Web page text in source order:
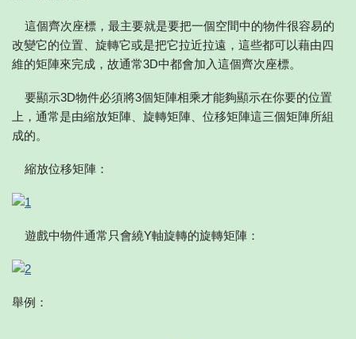
這個齊次座標，最主要就是要把一個空間中的物件很容易的
改變它的位置、旋轉它或是把它拉近拉遠，這些都可以藉由四
維的矩陣來完成，故通常3D中都會加入這個齊次座標。
要顯示3D物件必須將3個矩陣相乘才能夠顯示在你要的位置
上，通常是由縮放矩陣、旋轉矩陣、位移矩陣這三個矩陣所組
成的。
縮放位移矩陣：
遊戲中物件通常只會繞Y軸旋轉的旋轉矩陣：
舉例：